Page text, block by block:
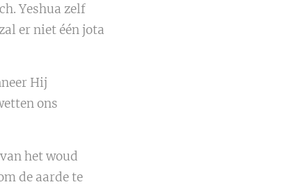
Yeshua zelf
er niet één jota
Hij
ons
het woud
de aarde te